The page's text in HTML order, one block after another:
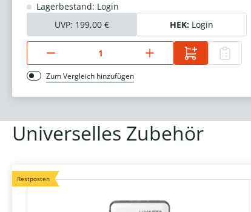
Lagerbestand: Login
UVP: 199,00 € HEK: Login
Zum Vergleich hinzufügen
Universelles Zubehör
Restposten